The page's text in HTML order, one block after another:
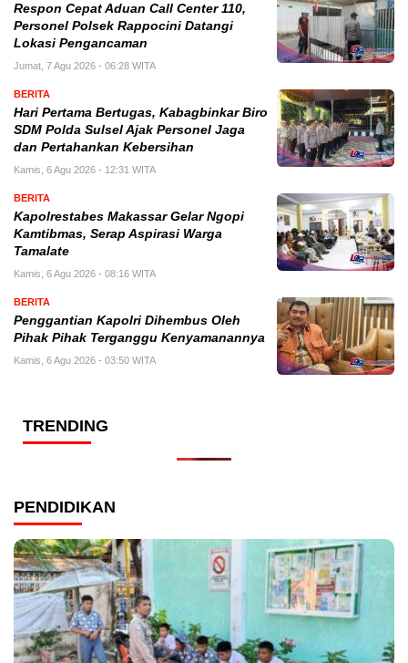
Respon Cepat Aduan Call Center 110,
Personel Polsek Rappocini Datangi
Lokasi Pengancaman
Jumat, 7 Agu 2026 - 06:28 WITA
BERITA
Hari Pertama Bertugas, Kabagbinkar Biro
SDM Polda Sulsel Ajak Personel Jaga
dan Pertahankan Kebersihan
Kamis, 6 Agu 2026 - 12:31 WITA
BERITA
Kapolrestabes Makassar Gelar Ngopi
Kamtibmas, Serap Aspirasi Warga
Tamalate
Kamis, 6 Agu 2026 - 08:16 WITA
BERITA
Penggantian Kapolri Dihembus Oleh
Pihak Pihak Terganggu Kenyamanannya
Kamis, 6 Agu 2026 - 03:50 WITA
TRENDING
PENDIDIKAN